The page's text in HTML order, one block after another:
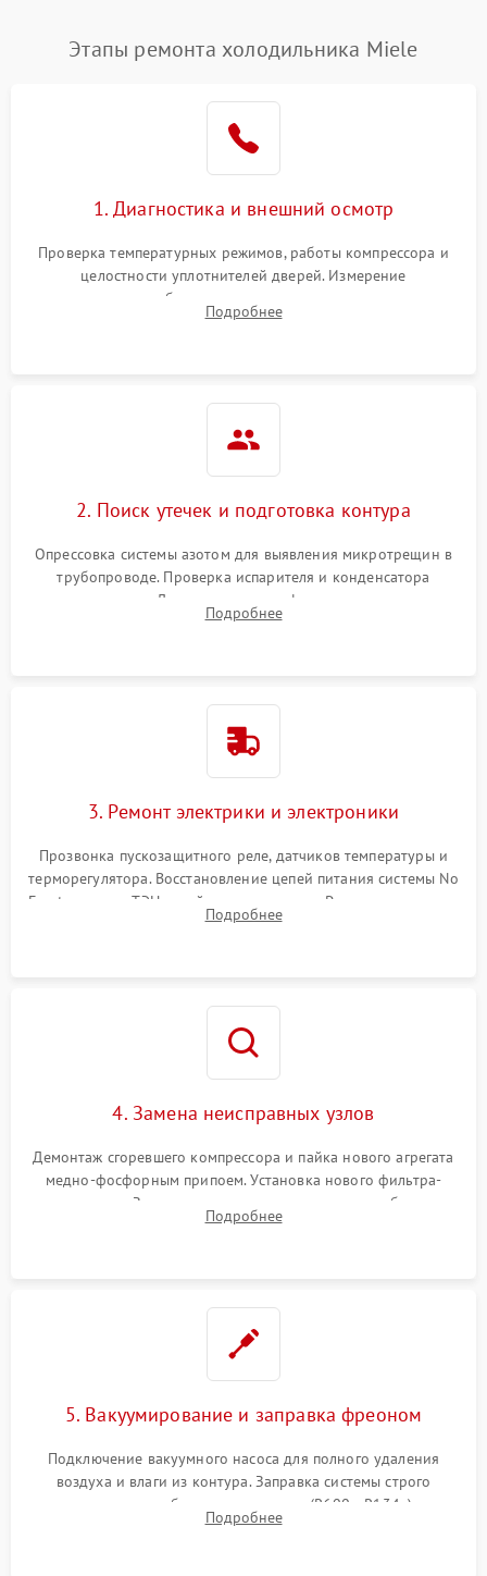
Поломка системы No Frost 2600 ₽ Подробнее →
работе
2000 ₽ Подробнее →
1000 ₽
1800 ₽
Этапы ремонта холодильника Miele
1. Диагностика и внешний осмотр
Проверка температурных режимов, работы компрессора и
целостности уплотнителей дверей. Измерение
сопротивления обмоток мотора, проверка термостата и
считывание кодов ошибок с электронного дисплея.
Подробнее
2. Поиск утечек и подготовка контура
Опрессовка системы азотом для выявления микротрещин в
трубопроводе. Проверка испарителя и конденсатора
течеискателем. Демонтаж старого фильтра-осушителя и
продувка капиллярной трубки для устранения засоров.
Подробнее
3. Ремонт электрики и электроники
Прозвонка пускозащитного реле, датчиков температуры и
терморегулятора. Восстановление цепей питания системы No
Frost, включая ТЭН оттайки и вентилятор. Ремонт или замена
платы управления при сбоях алгоритмов.
Подробнее
4. Замена неисправных узлов
Демонтаж сгоревшего компрессора и пайка нового агрегата
медно-фосфорным припоем. Установка нового фильтра-
осушителя. Замена изношенных вентиляторов обдува,
сломанных заслонок или поврежденных дверных петель.
Подробнее
5. Вакуумирование и заправка фреоном
Подключение вакуумного насоса для полного удаления
воздуха и влаги из контура. Заправка системы строго
дозированным объемом хладагента (R600a, R134a) по
электронным весам. Контроль рабочего давления в системе.
Подробнее